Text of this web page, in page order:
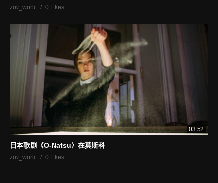
zov_world 0 Likes
03:52
日本歌剧《O-Natsu》在莫斯科
zov_world 0 Likes